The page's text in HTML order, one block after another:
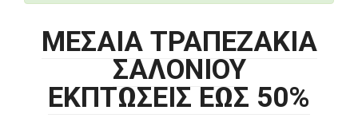
ΜΕΣΑΙΑ ΤΡΑΠΕΖΑΚΙΑ
ΣΑΛΟΝΙΟΥ
ΕΚΠΤΩΣΕΙΣ ΕΩΣ 50%